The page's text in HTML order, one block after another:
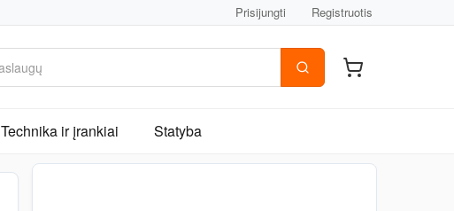
Prisijungti Registruotis
Technika ir įrankiai Statyba